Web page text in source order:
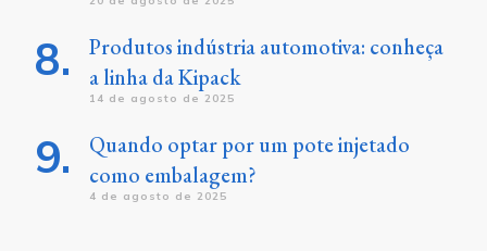
Produtos indústria automotiva: conheça
a linha da Kipack
14 de agosto de 2025
Quando optar por um pote injetado
como embalagem?
4 de agosto de 2025